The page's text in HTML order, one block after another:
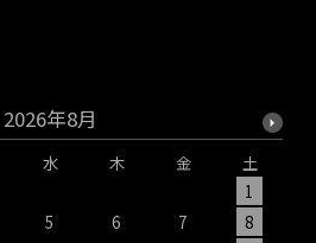
2026年8月
水 木 金
土
1
5 6 7
8